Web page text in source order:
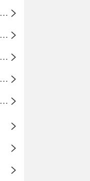
临淄区敬仲卫生院
临淄区齐陵卫生院
临淄区稷下街道淄江社区卫生服务中心
临淄区雪宫社区卫生服务中心
临淄区石化社区卫生服务中心